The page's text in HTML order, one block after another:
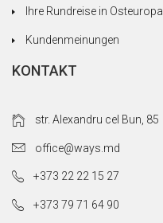
Ihre Rundreise in Osteuropa
Kundenmeinungen
KONTAKT
str. Alexandru cel Bun, 85
office@ways.md
+373 22 22 15 27
+373 79 71 64 90